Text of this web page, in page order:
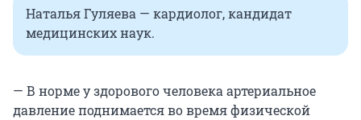
Наталья Гуляева — кардиолог, кандидат
медицинских наук.
— В норме у здорового человека артериальное
давление поднимается во время физической